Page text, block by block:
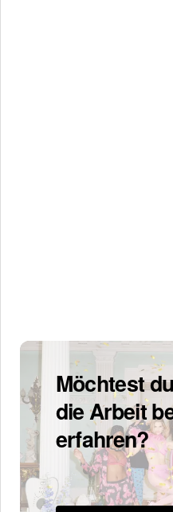
Möchtest
die Arbeit
erfahren?